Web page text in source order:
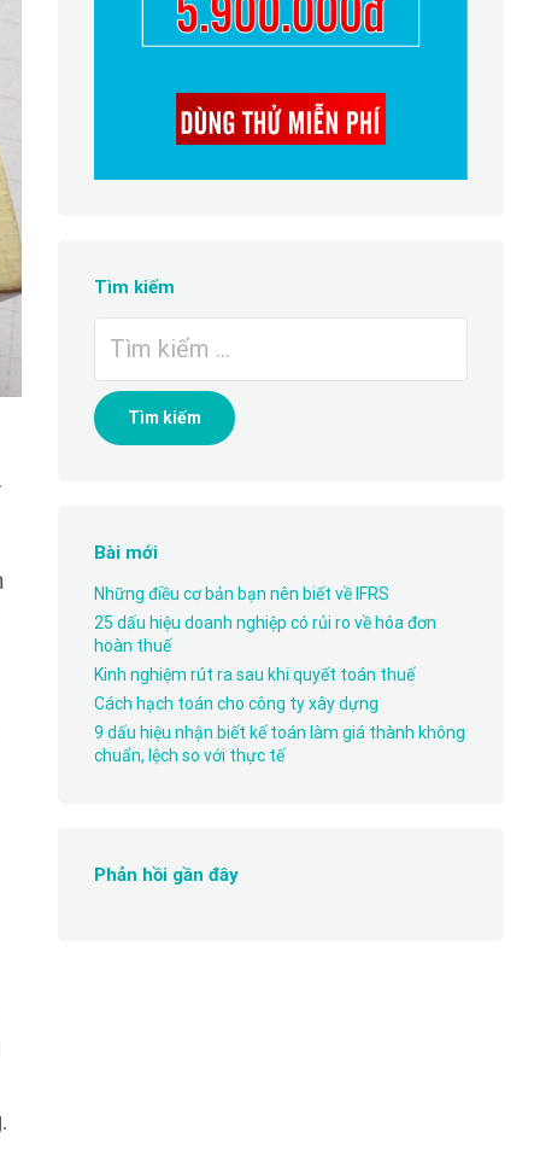
Tìm kiếm
Bài mới
Những điều cơ bản bạn nên biết về IFRS
25 dấu hiệu doanh nghiệp có rủi ro về hóa đơn
hoàn thuế
Kinh nghiệm rút ra sau khi quyết toán thuế
Cách hạch toán cho công ty xây dựng
9 dấu hiệu nhận biết kế toán làm giá thành không
chuẩn, lệch so với thực tế
Phản hồi gần đây